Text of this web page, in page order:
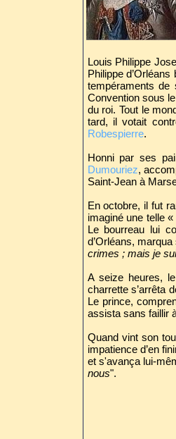
Louis Philippe
Philippe
tempéraments de
Convention sous
du roi. Tout le
tard, il votait
Robespierre.
Honni par ses
Dumouriez,
Saint-Jean à
En octobre, il fut
imaginé une telle
Le bourreau lui
d’Orléans,
crimes ; mais je
A seize heures,
charrette s’arrêta
Le prince,
assista sans faillir
Quand vint son
impatience d’en
et s'avança lui-
nous".